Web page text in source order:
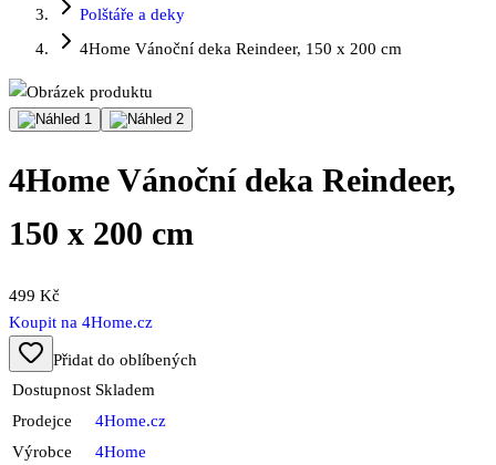
Polštáře a deky
4Home Vánoční deka Reindeer, 150 x 200 cm
4Home Vánoční deka Reindeer,
150 x 200 cm
499 Kč
Koupit na 4Home.cz
Přidat do oblíbených
Dostupnost Skladem
Prodejce
4Home.cz
Výrobce
4Home